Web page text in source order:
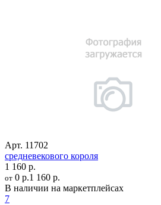
Арт. 11702
средневекового короля
1 160 р.
от 0 р.1 160 р.
В наличии на маркетплейсах
7